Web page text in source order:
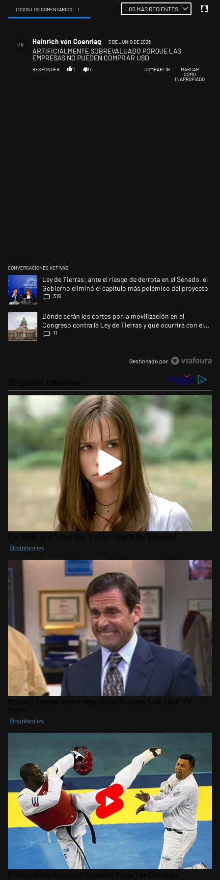
TODOS LOS COMENTARIOS 1 LOS MÁS RECIENTES
HV Heinrich von Coenriag 3 DE JUNIO DE 2026
ARTIFICIALMENTE SOBREVALUADO PORQUE LAS
EMPRESAS NO PUEDEN COMPRAR USD
RESPONDER 1 0 COMPARTIR
MARCAR
COMO
INAPROPIADO
CONVERSACIONES ACTIVAS
Este listado muestra los artículos con más comentarios en los últimos
Un artículo de tendencia con el título "Ley de Tierras: ante el riesgo
Ley de Tierras: ante el riesgo de derrota en el Senado, el
Gobierno eliminó el capítulo más polémico del proyecto
319
Un artículo de tendencia con el título "Dónde serán los cortes por la
Dónde serán los cortes por la movilización en el
Congreso contra la Ley de Tierras y qué ocurrirá con el
transporte público
11
Gestionado por